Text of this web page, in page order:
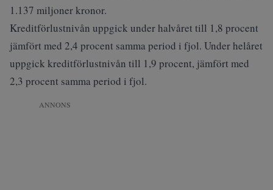
1.137 miljoner kronor.
Kreditförlustnivån uppgick under halvåret till 1,8 procent
jämfört med 2,4 procent samma period i fjol. Under helåret
uppgick kreditförlustnivån till 1,9 procent, jämfört med
2,3 procent samma period i fjol.
ANNONS